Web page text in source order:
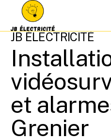
JB ÉLECTRICITÉ
et
Grenier